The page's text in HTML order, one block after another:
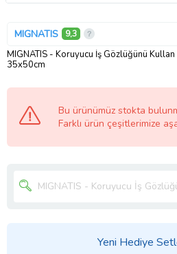
MIGNATIS 9,3
MIGNATIS - Koruyucu İş Gözlüğünü
35x50cm
Bu ürünümüz stokta
Farklı ürün çeşitlerimize
Yeni Hediye